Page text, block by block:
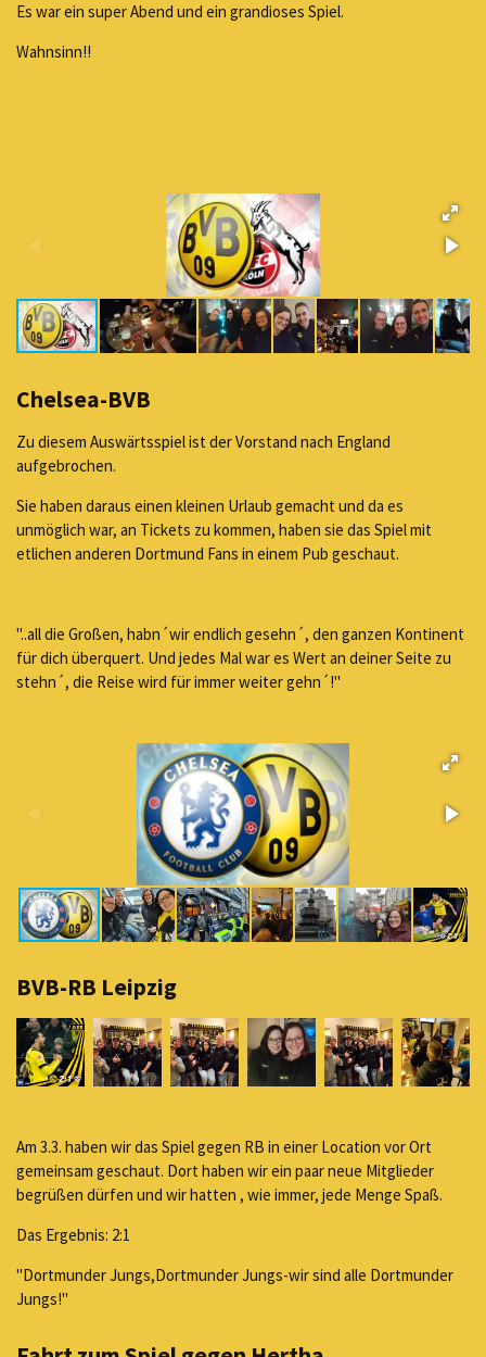
Es war ein super Abend und ein grandioses Spiel.
Wahnsinn!!
Chelsea-BVB
Zu diesem Auswärtsspiel ist der Vorstand nach England
aufgebrochen.
Sie haben daraus einen kleinen Urlaub gemacht und da es
unmöglich war, an Tickets zu kommen, haben sie das Spiel mit
etlichen anderen Dortmund Fans in einem Pub geschaut.
"..all die Großen, habn´wir endlich gesehn´, den ganzen Kontinent
für dich überquert. Und jedes Mal war es Wert an deiner Seite zu
stehn´, die Reise wird für immer weiter gehn´!"
BVB-RB Leipzig
Am 3.3. haben wir das Spiel gegen RB in einer Location vor Ort
gemeinsam geschaut. Dort haben wir ein paar neue Mitglieder
begrüßen dürfen und wir hatten , wie immer, jede Menge Spaß.
Das Ergebnis: 2:1
"Dortmunder Jungs,Dortmunder Jungs-wir sind alle Dortmunder
Jungs!"